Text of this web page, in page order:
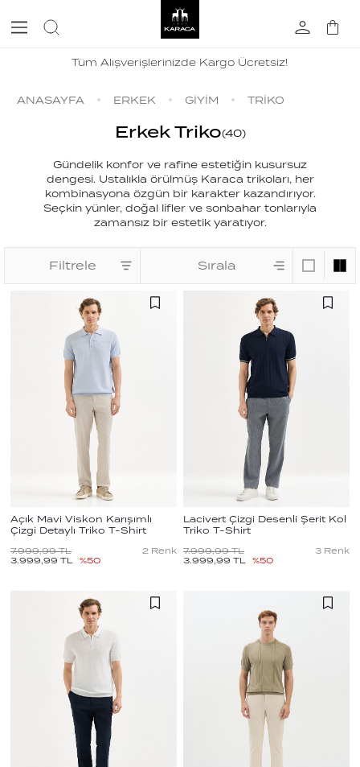
Tüm Alışverişlerinizde Kargo Ücretsiz!
ANASAYFA ERKEK GİYİM TRİKO
Erkek Triko(40)
Gündelik konfor ve rafine estetiğin kusursuz
dengesi. Ustalıkla örülmüş Karaca trikoları, her
kombinasyona özgün bir karakter kazandırıyor.
Seçkin yünler, doğal lifler ve sonbahar tonlarıyla
zamansız bir estetik yaratıyor.
Filtrele Sırala
Açık Mavi Viskon Karışımlı
Çizgi Detaylı Triko T-Shirt
7.999,99 TL
3.999,99 TL %50
2 Renk
Lacivert Çizgi Desenli Şerit Kol
Triko T-Shirt
7.999,99 TL
3.999,99 TL %50
3 Renk